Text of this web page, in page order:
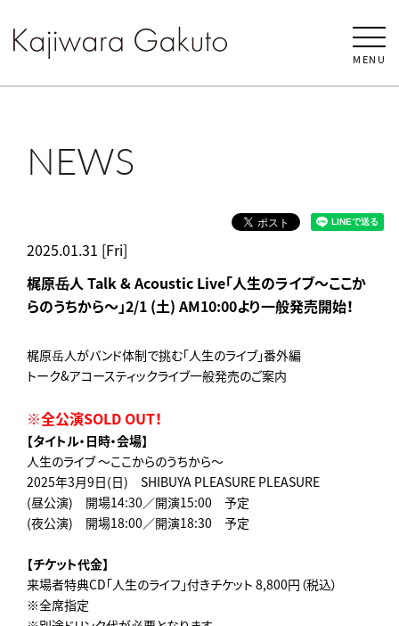
MENU
NEWS
2025.01.31 [Fri]
梶原岳人 Talk & Acoustic Live「人生のライブ～ここか
らのうちから～」2/1 (土) AM10:00より一般発売開始！
梶原岳人がバンド体制で挑む「人生のライブ」番外編
トーク&アコースティックライブ一般発売のご案内
※全公演SOLD OUT！
【タイトル・日時・会場】
人生のライブ ～ここからのうちから～
2025年3月9日(日) SHIBUYA PLEASURE PLEASURE
(昼公演) 開場14:30／開演15:00 予定
(夜公演) 開場18:00／開演18:30 予定
【チケット代金】
来場者特典CD「人生のライフ」付きチケット 8,800円（税込）
※全席指定